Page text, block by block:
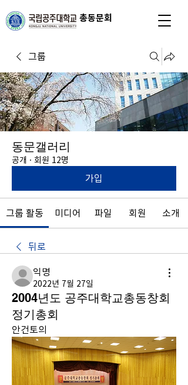
총동문회
그룹
동문갤러리
공개 · 회원 12명
가입
그룹 활동 미디어 파일 회원 소개
뒤로
익명
2022년 7월 27일
2004년도 공주대학교총동창회
정기총회
안건토의